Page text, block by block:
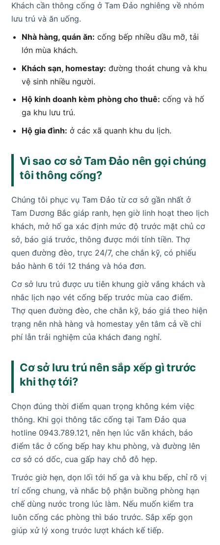
Khách cần thông cống ở Tam Đảo nghiêng về nhóm
lưu trú và ăn uống.
Nhà hàng, quán ăn: cống bếp nhiều dầu mỡ, tải
lớn mùa khách.
Khách sạn, homestay: đường thoát chung và khu
vệ sinh nhiều người.
Hộ kinh doanh kèm phòng cho thuê: cống và hố
ga khu lưu trú.
Hộ gia đình: ở các xã quanh khu du lịch.
Vì sao cơ sở Tam Đảo nên gọi chúng
tôi thông cống?
Chúng tôi phục vụ Tam Đảo từ cơ sở gần nhất ở
Tam Dương Bắc giáp ranh, hẹn giờ linh hoạt theo lịch
khách, mở hố ga xác định mức độ trước mặt chủ cơ
sở, báo giá trước, thông được mới tính tiền. Thợ
quen đường đèo, trực 24/7, che chắn kỹ, có phiếu
bảo hành 6 tới 12 tháng và hóa đơn.
Cơ sở lưu trú được ưu tiên khung giờ vắng khách và
nhắc lịch nạo vét cống bếp trước mùa cao điểm.
Thợ quen đường đèo, che chắn kỹ, báo giá theo hiện
trạng nên nhà hàng và homestay yên tâm cả về chi
phí lẫn trải nghiệm của khách đang nghỉ.
Cơ sở lưu trú nên sắp xếp gì trước
khi thợ tới?
Chọn đúng thời điểm quan trọng không kém việc
thông. Khi gọi thông tắc cống tại Tam Đảo qua
hotline 0943.789.121, nên hẹn lúc vãn khách, báo
điểm tắc ở cống bếp hay khu phòng, và đường lên
cơ sở có dốc, cua gấp hay chỗ đỗ hẹp.
Trước giờ hẹn, dọn lối tới hố ga và khu bếp, chỉ rõ vị
trí cống chung, và nhắc bộ phận buồng phòng hạn
chế dùng nước trong lúc làm. Nếu muốn kiểm tra
luôn cống các phòng thì báo trước. Sắp xếp gọn
giúp xử lý xong trước lượt khách kế tiếp.